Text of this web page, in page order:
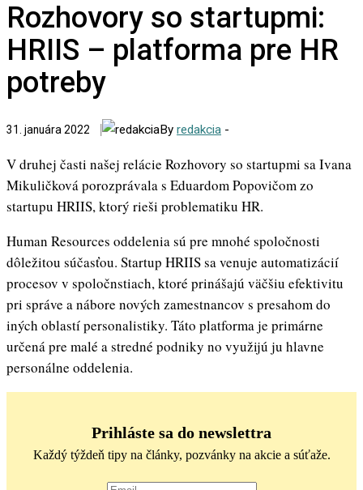
Rozhovory so startupmi:
HRIIS – platforma pre HR
potreby
31. januára 2022 By redakcia -
V druhej časti našej relácie Rozhovory so startupmi sa Ivana
Mikuličková porozprávala s Eduardom Popovičom zo
startupu HRIIS, ktorý rieši problematiku HR.
Human Resources oddelenia sú pre mnohé spoločnosti
dôležitou súčasťou. Startup HRIIS sa venuje automatizácií
procesov v spoločnstiach, ktoré prinášajú väčšiu efektivitu
pri správe a nábore nových zamestnancov s presahom do
iných oblastí personalistiky. Táto platforma je primárne
určená pre malé a stredné podniky no využijú ju hlavne
personálne oddelenia.
Prihláste sa do newslettra
Každý týždeň tipy na články, pozvánky na akcie a súťaže.